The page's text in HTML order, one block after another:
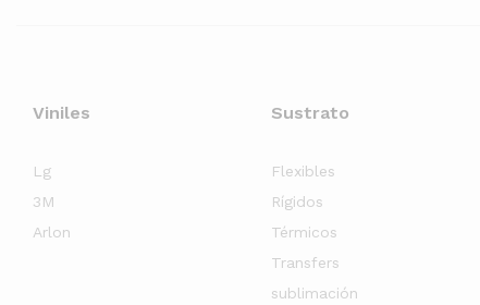
Viniles
Lg
3M
Arlon
Sustrato
Flexibles
Rígidos
Térmicos
Transfers
sublimación